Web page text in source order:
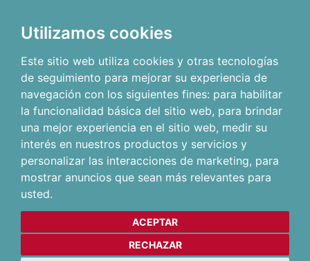
Utilizamos cookies
Este sitio web utiliza cookies y otras tecnologías
de seguimiento para mejorar su experiencia de
navegación con los siguientes fines: para habilitar
la funcionalidad básica del sitio web, para brindar
una mejor experiencia en el sitio web, medir su
interés en nuestros productos y servicios y
personalizar las interacciones de marketing, para
mostrar anuncios que sean más relevantes para
usted.
ACEPTAR
RECHAZAR